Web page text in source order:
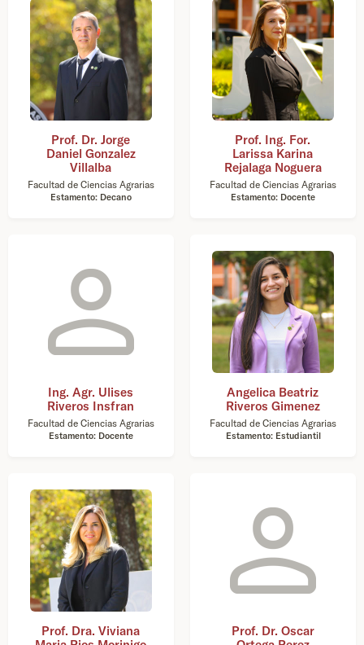
Prof. Dr. Jorge
Daniel Gonzalez
Villalba
Facultad de Ciencias Agrarias
Estamento: Decano
Prof. Ing. For.
Larissa Karina
Rejalaga Noguera
Facultad de Ciencias Agrarias
Estamento: Docente
Ing. Agr. Ulises
Riveros Insfran
Facultad de Ciencias Agrarias
Estamento: Docente
Angelica Beatriz
Riveros Gimenez
Facultad de Ciencias Agrarias
Estamento: Estudiantil
Prof. Dra. Viviana
Prof. Dr. Oscar